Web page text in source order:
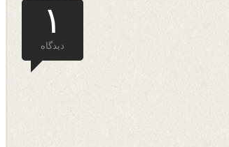
۱
دیدگاه